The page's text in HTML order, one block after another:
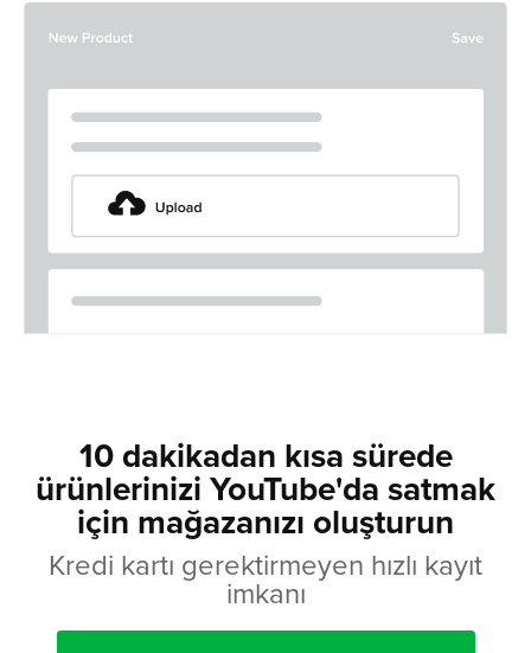
10 dakikadan kısa sürede
ürünlerinizi YouTube'da satmak
için mağazanızı oluşturun
Kredi kartı gerektirmeyen hızlı kayıt
imkanı